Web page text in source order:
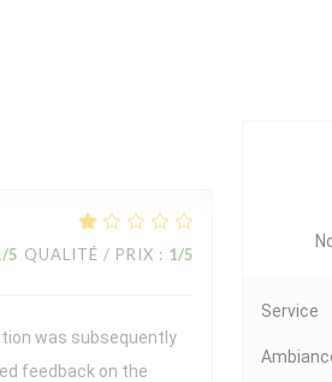
/5 QUALITÉ / PRIX : 1/5
was subsequently
feedback on the
Service